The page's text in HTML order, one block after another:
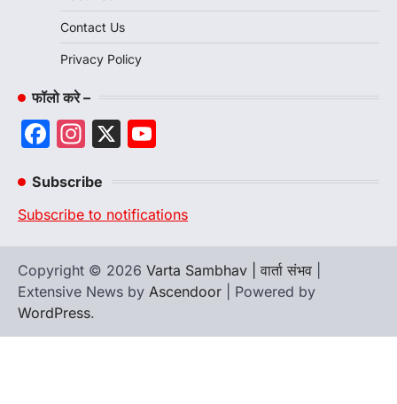
Contact Us
Privacy Policy
फॉलो करे –
Facebook
Instagram
X
Subscribe
Subscribe to notifications
Copyright © 2026 Varta Sambhav | वार्ता संभव
Extensive News by Ascendoor | Powered by
WordPress.